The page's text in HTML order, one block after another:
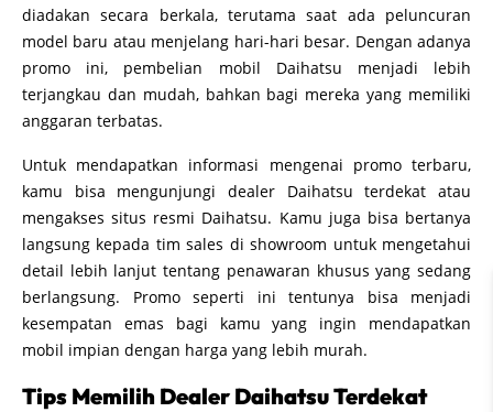
diadakan secara berkala, terutama saat ada peluncuran
model baru atau menjelang hari-hari besar. Dengan adanya
promo ini, pembelian mobil Daihatsu menjadi lebih
terjangkau dan mudah, bahkan bagi mereka yang memiliki
anggaran terbatas.
Untuk mendapatkan informasi mengenai promo terbaru,
kamu bisa mengunjungi dealer Daihatsu terdekat atau
mengakses situs resmi Daihatsu. Kamu juga bisa bertanya
langsung kepada tim sales di showroom untuk mengetahui
detail lebih lanjut tentang penawaran khusus yang sedang
berlangsung. Promo seperti ini tentunya bisa menjadi
kesempatan emas bagi kamu yang ingin mendapatkan
mobil impian dengan harga yang lebih murah.
Tips Memilih Dealer Daihatsu Terdekat